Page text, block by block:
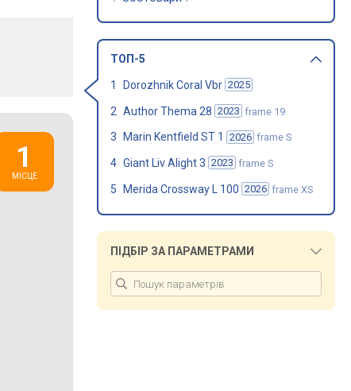
ТОП-5
Dorozhnik Coral Vbr 2025
Author Thema 28 2023 frame 19
Marin Kentfield ST 1 2026 frame S
Giant Liv Alight 3 2023 frame S
Merida Crossway L 100 2026 frame XS
ПІДБІР ЗА ПАРАМЕТРАМИ